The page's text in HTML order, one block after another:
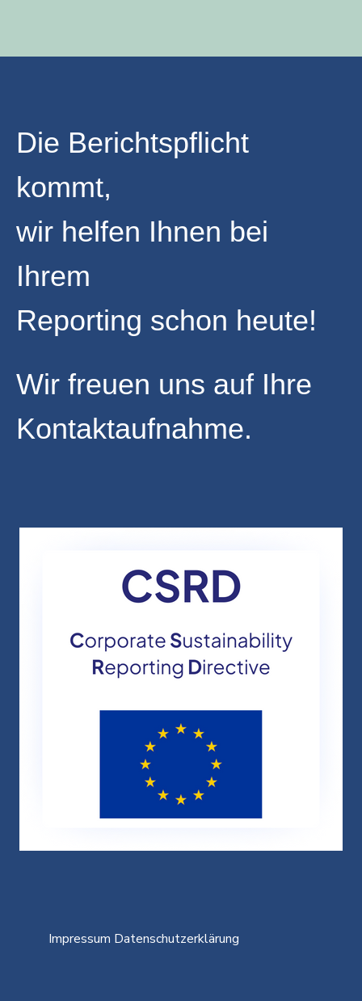
Die Berichtspflicht
kommt,
wir helfen Ihnen bei
Ihrem
Reporting schon heute!
Wir freuen uns auf Ihre
Kontaktaufnahme.
Impressum Datenschutzerklärung